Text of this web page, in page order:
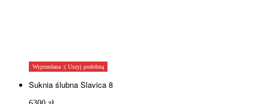
Wyprzedana :( Uszyj podobną
Suknia ślubna Slavica 8